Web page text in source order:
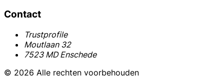
Contact
Trustprofile
Moutlaan 32
7523 MD Enschede
© 2026 Alle rechten voorbehouden